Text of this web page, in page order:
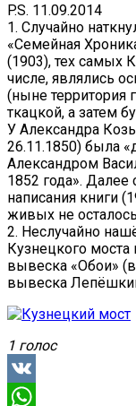
P.S. 11.09.2014
1. Случайно
«Семейная
(1903), тех самых
числе, являлись
(ныне территория
ткацкой, а затем
У Александра
26.11.1850) была
Александром
1852 года». Далее
написания книги
живых не
2. Неслучайно
Кузнецкого моста
вывеска «Обои»
вывеска
1 голос
VK